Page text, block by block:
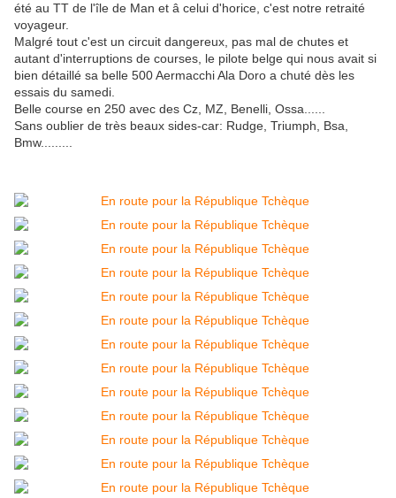
été au TT de l'île de Man et â celui d'horice, c'est notre retraité
voyageur.
Malgré tout c'est un circuit dangereux, pas mal de chutes et
autant d'interruptions de courses, le pilote belge qui nous avait si
bien détaillé sa belle 500 Aermacchi Ala Doro a chuté dès les
essais du samedi.
Belle course en 250 avec des Cz, MZ, Benelli, Ossa......
Sans oublier de très beaux sides-car: Rudge, Triumph, Bsa,
Bmw.........